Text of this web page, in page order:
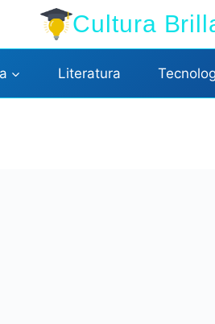
Cultura
Literatura